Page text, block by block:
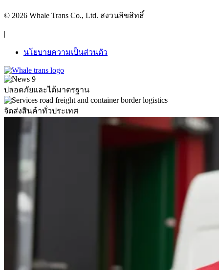
© 2026 Whale Trans Co., Ltd. สงวนลิขสิทธิ์
|
นโยบายความเป็นส่วนตัว
ปลอดภัยและได้มาตรฐาน
จัดส่งสินค้าทั่วประเทศ